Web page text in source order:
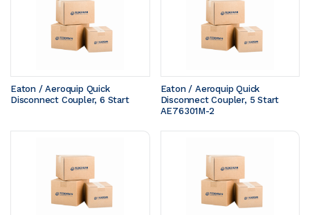
Eaton / Aeroquip Quick
Disconnect Coupler, 6 Start
Eaton / Aeroquip Quick
Disconnect Coupler, 5 Start
AE76301M-2